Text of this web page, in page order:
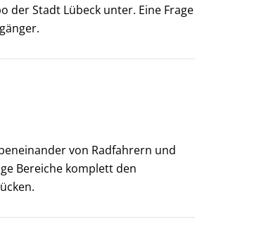
Stadt Lübeck unter. Eine Frage
von Radfahrern und
Bereiche komplett den